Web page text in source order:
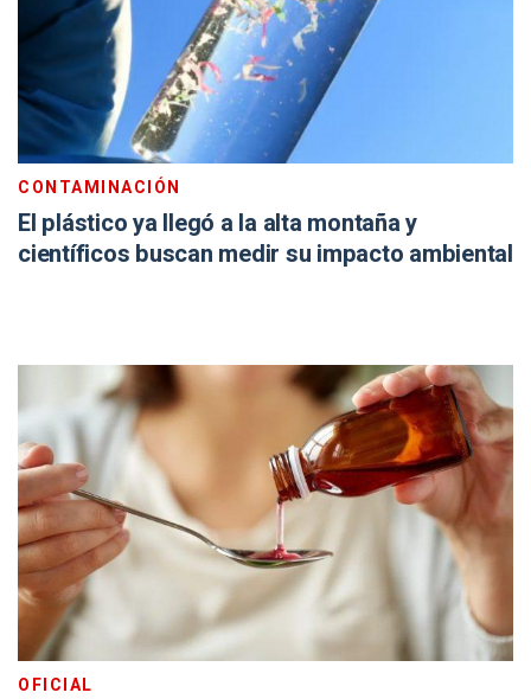
CONTAMINACIÓN
El plástico ya llegó a la alta montaña y
científicos buscan medir su impacto ambiental
OFICIAL